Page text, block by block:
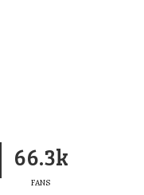
66.3k
FANS